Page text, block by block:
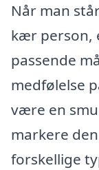
Når man
kær person,
passende
medfølelse
være en
markere
forskellige